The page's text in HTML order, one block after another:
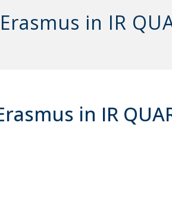
in IR
in IR